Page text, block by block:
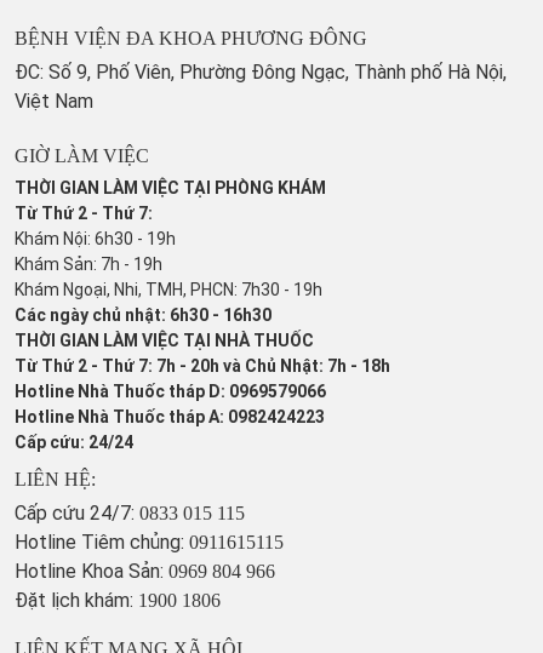
BỆNH VIỆN ĐA KHOA PHƯƠNG ĐÔNG
ĐC: Số 9, Phố Viên, Phường Đông Ngạc, Thành phố Hà Nội,
Việt Nam
GIỜ LÀM VIỆC
THỜI GIAN LÀM VIỆC TẠI PHÒNG KHÁM
Từ Thứ 2 - Thứ 7:
Khám Nội: 6h30 - 19h
Khám Sản: 7h - 19h
Khám Ngoại, Nhi, TMH, PHCN: 7h30 - 19h
Các ngày chủ nhật: 6h30 - 16h30
THỜI GIAN LÀM VIỆC TẠI NHÀ THUỐC
Từ Thứ 2 - Thứ 7: 7h - 20h và Chủ Nhật: 7h - 18h
Hotline Nhà Thuốc tháp D: 0969579066
Hotline Nhà Thuốc tháp A: 0982424223
Cấp cứu: 24/24
LIÊN HỆ:
Cấp cứu 24/7: 0833 015 115
Hotline Tiêm chủng: 0911615115
Hotline Khoa Sản: 0969 804 966
Đặt lịch khám: 1900 1806